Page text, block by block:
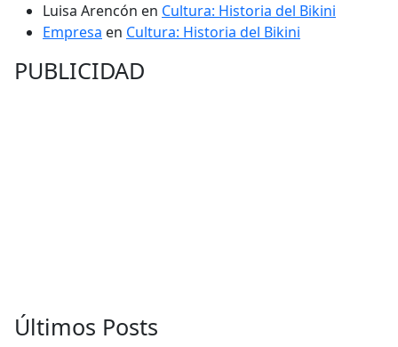
Luisa Arencón en Cultura: Historia del Bikini
Empresa en Cultura: Historia del Bikini
PUBLICIDAD
Últimos Posts